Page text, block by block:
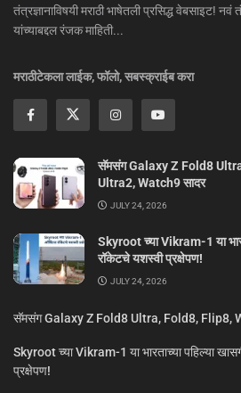
तंत्रज्ञानाविषयी मराठी भाषेतली प्रसिद्ध वेबसाइट!
यांच्याबद्दल रंजक माहिती...
मराठीटेकला लाईक, फॉलो, सबस्क्राईब करा
सॅमसंग Galaxy Z Fold8
Ultra2, Watch9 सादर
JULY 24, 2026
Skyroot च्या Vikram-1 या
रॉकेटचे यशस्वी प्रक्षेपण!
JULY 24, 2026
सॅमसंग Galaxy Z Fold8 Ultra, Fold8, Flip8,
Skyroot च्या Vikram-1 या भारताच्या पहिल्या
प्रक्षेपण!